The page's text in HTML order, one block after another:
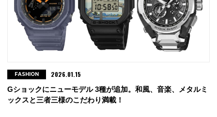
Gショックにニューモデル 3種が追加。和風、音楽、メタルミ
ックスと三者三様のこだわり満載！
FASHION 2026.01.15